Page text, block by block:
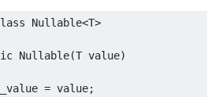
Nullable<T>
Nullable(T value)
= value;